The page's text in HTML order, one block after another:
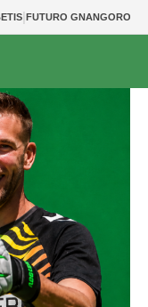
|FUTURO GNANGORO